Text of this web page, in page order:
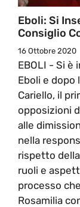
Eboli: Si
Consiglio
16 Ottobre 2020
EBOLI - Si è
Eboli e dopo
Cariello, il
opposizioni
alle
nella
rispetto
ruoli e
processo
Rosamilia